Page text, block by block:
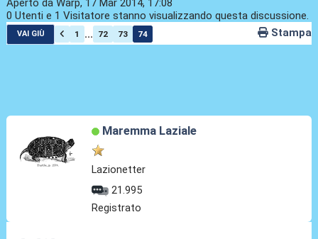
Aperto da Warp, 17 Mar 2014, 17:08
0 Utenti e 1 Visitatore stanno visualizzando questa discussione.
VAI GIÙ 1 ... 72 73 74 Stampa
Maremma Laziale
Lazionetter
21.995
Registrato